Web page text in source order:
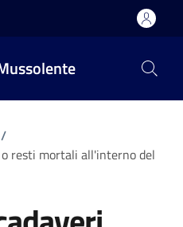
/
resti mortali all'interno del